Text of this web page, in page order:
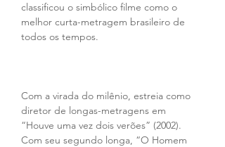
classificou o simbólico filme como o
melhor curta-metragem brasileiro de
todos os tempos.
Com a virada do milênio, estreia como
diretor de longas-metragens em
“Houve uma vez dois verões” (2002).
Com seu segundo longa, “O Homem